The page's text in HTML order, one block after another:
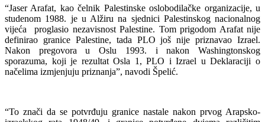
“Jaser Arafat, kao čelnik Palestinske oslobodilačke organizacije, u
studenom 1988. je u Alžiru na sjednici Palestinskog nacionalnog
vijeća proglasio nezavisnost Palestine. Tom prigodom Arafat nije
definirao granice Palestine, tada PLO još nije priznavao Izrael.
Nakon pregovora u Oslu 1993. i nakon Washingtonskog
sporazuma, koji je rezultat Osla 1, PLO i Izrael u Deklaraciji o
načelima izmjenjuju priznanja”, navodi Špelić.
“To znači da se potvrđuju granice nastale nakon prvog Arapsko-